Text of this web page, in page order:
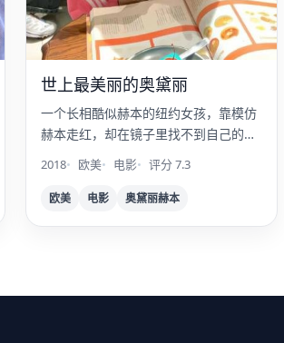
世上最美丽的奥黛丽
一个长相酷似赫本的纽约女孩，靠模仿
赫本走红，却在镜子里找不到自己的
2018 欧美 电影 评分 7.3
欧美 电影 奥黛丽赫本